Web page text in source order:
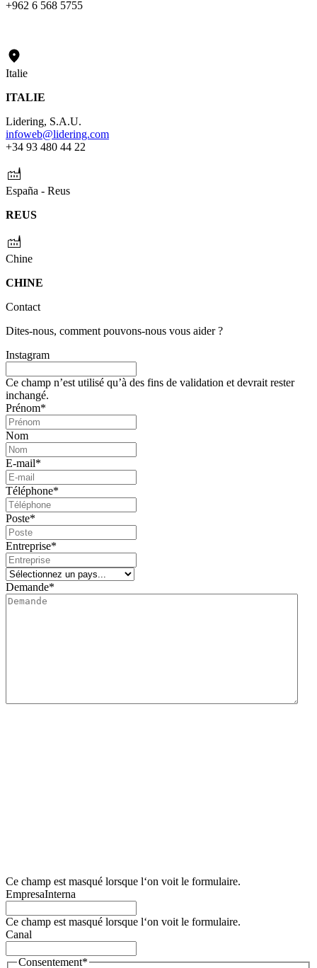
+962 6 568 5755
Italie
ITALIE
Lidering, S.A.U.
infoweb@lidering.com
+34 93 480 44 22
España - Reus
REUS
Chine
CHINE
Contact
Dites-nous, comment pouvons-nous vous aider ?
Instagram
Ce champ n’est utilisé qu’à des fins de validation et devrait rester
inchangé.
Prénom*
Nom
E-mail*
Téléphone*
Poste*
Entreprise*
Demande*
Ce champ est masqué lorsque l‘on voit le formulaire.
EmpresaInterna
Ce champ est masqué lorsque l‘on voit le formulaire.
Canal
Consentement*